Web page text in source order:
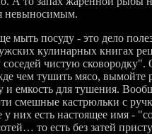
невыносимым.
мыть посуду - это дело
кулинарных книгах
соседей чистую сковородку".
чем тушить мясо, вымойте
и емкость для тушения.
смешные кастрюльки с
у них есть настоящее имя -
то есть без затей